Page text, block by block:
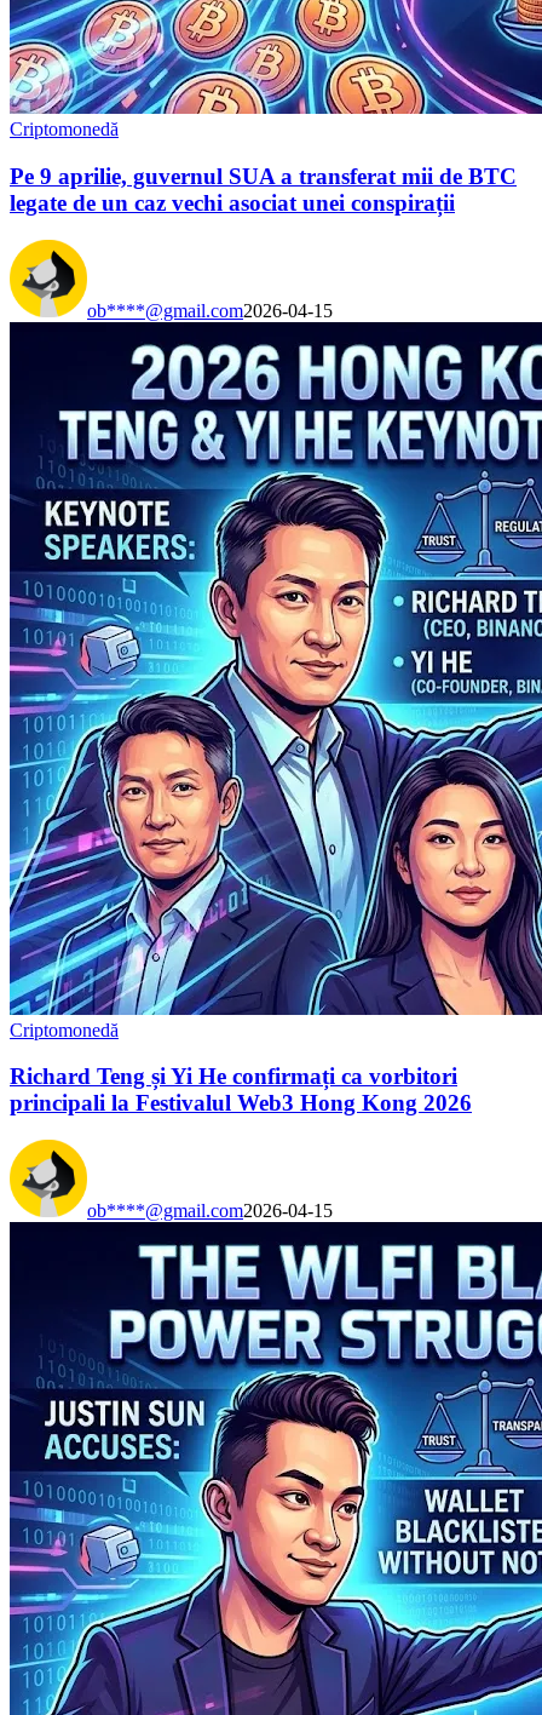
Criptomonedă
Pe 9 aprilie, guvernul SUA a transferat mii de BTC
legate de un caz vechi asociat unei conspirații
ob****@gmail.com2026-04-15
Criptomonedă
Richard Teng și Yi He confirmați ca vorbitori
principali la Festivalul Web3 Hong Kong 2026
ob****@gmail.com2026-04-15